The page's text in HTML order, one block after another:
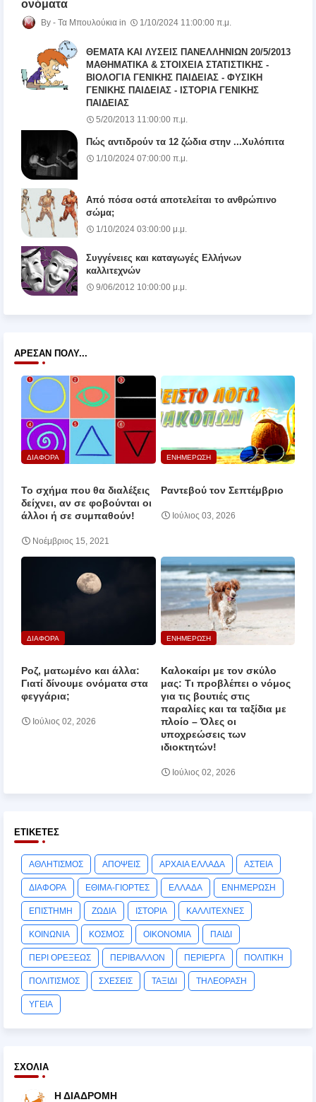
ονόματα
Τα Μπουλούκια 1/10/2024 11:00:00 π.μ.
ΘΕΜΑΤΑ ΚΑΙ ΛΥΣΕΙΣ ΠΑΝΕΛΛΗΝΙΩΝ 20/5/2013
ΜΑΘΗΜΑΤΙΚΑ & ΣΤΟΙΧΕΙΑ ΣΤΑΤΙΣΤΙΚΗΣ -
ΒΙΟΛΟΓΙΑ ΓΕΝΙΚΗΣ ΠΑΙΔΕΙΑΣ - ΦΥΣΙΚΗ
ΓΕΝΙΚΗΣ ΠΑΙΔΕΙΑΣ - ΙΣΤΟΡΙΑ ΓΕΝΙΚΗΣ
ΠΑΙΔΕΙΑΣ
5/20/2013 11:00:00 π.μ.
Πώς αντιδρούν τα 12 ζώδια στην ...Χυλόπιτα
1/10/2024 07:00:00 π.μ.
Από πόσα οστά αποτελείται το ανθρώπινο
σώμα;
1/10/2024 03:00:00 μ.μ.
Συγγένειες και καταγωγές Ελλήνων
καλλιτεχνών
9/06/2012 10:00:00 μ.μ.
ΆΡΕΣΑΝ ΠΟΛΎ...
ΔΙΑΦΟΡΑ
Το σχήμα που θα διαλέξεις
δείχνει, αν σε φοβούνται οι
άλλοι ή σε συμπαθούν!
Νοέμβριος 15, 2021
ΕΝΗΜΕΡΩΣΗ
Ραντεβού τον Σεπτέμβριο
Ιούλιος 03, 2026
ΔΙΑΦΟΡΑ
Ροζ, ματωμένο και άλλα:
Γιατί δίνουμε ονόματα στα
φεγγάρια;
Ιούλιος 02, 2026
ΕΝΗΜΕΡΩΣΗ
Καλοκαίρι με τον σκύλο
μας: Τι προβλέπει ο νόμος
για τις βουτιές στις
παραλίες και τα ταξίδια με
πλοίο – Όλες οι
υποχρεώσεις των
ιδιοκτητών!
Ιούλιος 02, 2026
ΕΤΙΚΈΤΕΣ
ΑΘΛΗΤΙΣΜΟΣ ΑΠΟΨΕΙΣ ΑΡΧΑΙΑ ΕΛΛΑΔΑ ΑΣΤΕΙΑ
ΔΙΑΦΟΡΑ ΕΘΙΜΑ-ΓΙΟΡΤΕΣ ΕΛΛΑΔΑ ΕΝΗΜΕΡΩΣΗ
ΕΠΙΣΤΗΜΗ ΖΩΔΙΑ ΙΣΤΟΡΙΑ ΚΑΛΛΙΤΕΧΝΕΣ
ΚΟΙΝΩΝΙΑ ΚΟΣΜΟΣ ΟΙΚΟΝΟΜΙΑ ΠΑΙΔΙ
ΠΕΡΙ ΟΡΕΞΕΩΣ ΠΕΡΙΒΑΛΛΟΝ ΠΕΡΙΕΡΓΑ ΠΟΛΙΤΙΚΗ
ΠΟΛΙΤΙΣΜΟΣ ΣΧΕΣΕΙΣ ΤΑΞΙΔΙ ΤΗΛΕΟΡΑΣΗ
ΥΓΕΙΑ
ΣΧΌΛΙΑ
Η ΔΙΑΔΡΟΜΗ